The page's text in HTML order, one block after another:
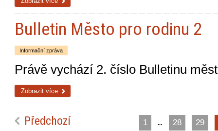
Bulletin Město pro rodinu 2
Informační zpráva
Právě vychází 2. číslo Bulletinu
Zobrazit více
Předchozí 1 .. 28 29